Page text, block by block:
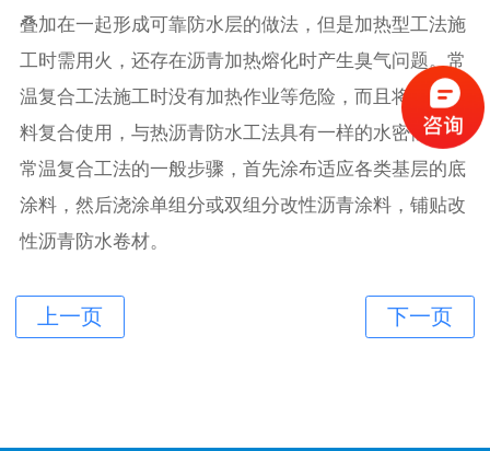
叠加在一起形成可靠防水层的做法，但是加热型工法施
工时需用火，还存在沥青加热熔化时产生臭气问题。常
温复合工法施工时没有加热作业等危险，而且将定形材
料复合使用，与热沥青防水工法具有一样的水密性。
常温复合工法的一般步骤，首先涂布适应各类基层的底
涂料，然后浇涂单组分或双组分改性沥青涂料，铺贴改
性沥青防水卷材。